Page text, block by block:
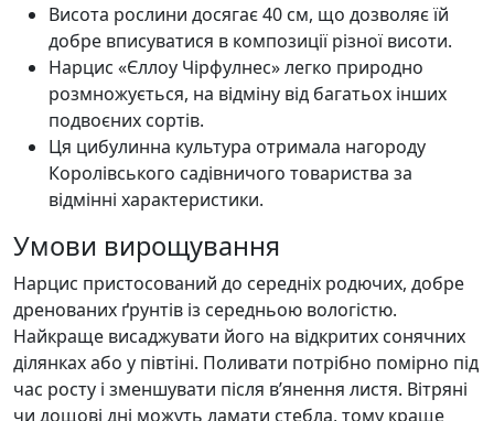
Висота рослини досягає 40 см, що дозволяє їй
добре вписуватися в композиції різної висоти.
Нарцис «Єллоу Чірфулнес» легко природно
розмножується, на відміну від багатьох інших
подвоєних сортів.
Ця цибулинна культура отримала нагороду
Королівського садівничого товариства за
відмінні характеристики.
Умови вирощування
Нарцис пристосований до середніх родючих, добре
дренованих ґрунтів із середньою вологістю.
Найкраще висаджувати його на відкритих сонячних
ділянках або у півтіні. Поливати потрібно помірно під
час росту і зменшувати після в’янення листя. Вітряні
чи дощові дні можуть ламати стебла, тому краще